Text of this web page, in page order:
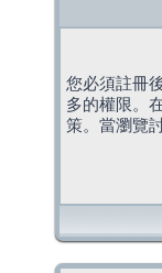
您必須註冊
多的權限。
策。當瀏覽